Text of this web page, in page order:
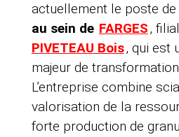
actuellement le poste de
au sein de FARGES,
PIVETEAU Bois, qui est
majeur de
L’entreprise combine
valorisation de la
forte production de